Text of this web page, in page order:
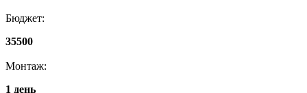
Бюджет:
35500
Монтаж:
1 день